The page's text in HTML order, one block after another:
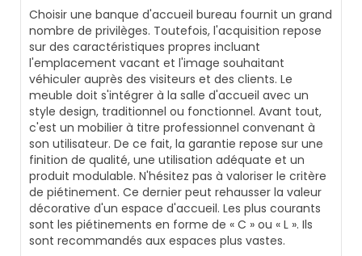
Choisir une banque d'accueil bureau fournit un grand
nombre de privilèges. Toutefois, l'acquisition repose
sur des caractéristiques propres incluant
l'emplacement vacant et l'image souhaitant
véhiculer auprès des visiteurs et des clients. Le
meuble doit s'intégrer à la salle d'accueil avec un
style design, traditionnel ou fonctionnel. Avant tout,
c'est un mobilier à titre professionnel convenant à
son utilisateur. De ce fait, la garantie repose sur une
finition de qualité, une utilisation adéquate et un
produit modulable. N'hésitez pas à valoriser le critère
de piétinement. Ce dernier peut rehausser la valeur
décorative d'un espace d'accueil. Les plus courants
sont les piétinements en forme de « C » ou « L ». Ils
sont recommandés aux espaces plus vastes.